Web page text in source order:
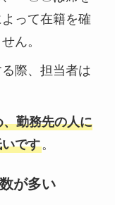
って在籍を確
ん。
際、担当者は
勤務先の人に
です。
が多い